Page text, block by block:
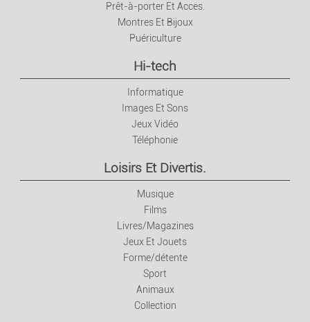
Prêt-à-porter Et Acces.
Montres Et Bijoux
Puériculture
Hi-tech
Informatique
Images Et Sons
Jeux Vidéo
Téléphonie
Loisirs Et Divertis.
Musique
Films
Livres/Magazines
Jeux Et Jouets
Forme/détente
Sport
Animaux
Collection